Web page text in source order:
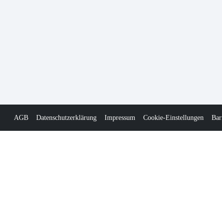
AGB Datenschutzerklärung Impressum Cookie-Einstellungen